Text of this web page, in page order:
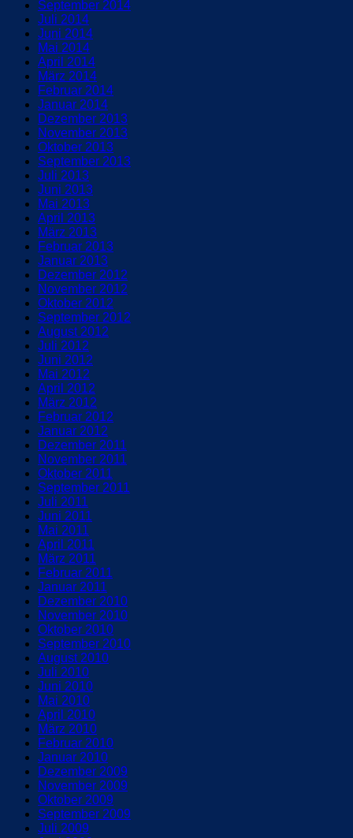
September 2014
Juli 2014
Juni 2014
Mai 2014
April 2014
März 2014
Februar 2014
Januar 2014
Dezember 2013
November 2013
Oktober 2013
September 2013
Juli 2013
Juni 2013
Mai 2013
April 2013
März 2013
Februar 2013
Januar 2013
Dezember 2012
November 2012
Oktober 2012
September 2012
August 2012
Juli 2012
Juni 2012
Mai 2012
April 2012
März 2012
Februar 2012
Januar 2012
Dezember 2011
November 2011
Oktober 2011
September 2011
Juli 2011
Juni 2011
Mai 2011
April 2011
März 2011
Februar 2011
Januar 2011
Dezember 2010
November 2010
Oktober 2010
September 2010
August 2010
Juli 2010
Juni 2010
Mai 2010
April 2010
März 2010
Februar 2010
Januar 2010
Dezember 2009
November 2009
Oktober 2009
September 2009
Juli 2009